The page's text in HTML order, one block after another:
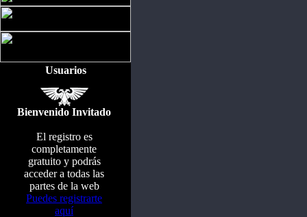
Usuarios
Bienvenido Invitado
El registro es
completamente
gratuito y podrás
acceder a todas las
partes de la web
Puedes registrarte
aquí